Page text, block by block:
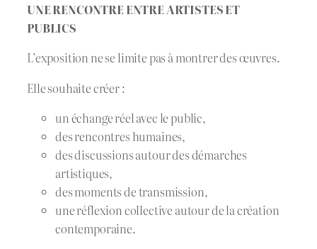
UNE RENCONTRE ENTRE ARTISTES ET
PUBLICS
L’exposition ne se limite pas à montrer des œuvres.
Elle souhaite créer :
un échange réel avec le public,
des rencontres humaines,
des discussions autour des démarches
artistiques,
des moments de transmission,
une réflexion collective autour de la création
contemporaine.